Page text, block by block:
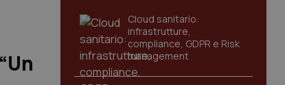
Cloud sanitario:
infrastrutture,
compliance, GDPR e Risk
management